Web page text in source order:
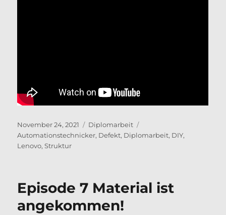
Veröffentlicht
am
November 24, 2021 Kategorien
Diplomarbeit
Automationstechnicker, Defekt, Diplomarbeit, DIY,
Lenovo,Struktur
Episode 7 Material ist
angekommen!